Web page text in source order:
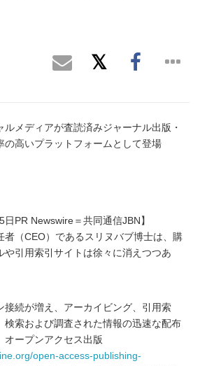
メディアが査読済みジャーナル出版・
の高いプラットフォームとして登場
日PR Newswire＝共同通信JBN】
者（CEO）であるスリヌバブ博士は、購
や引用索引サイトは徐々に消えつつあ
接続が増え、アーカイビング、引用索
検索および調査された情報の迅速な配布
オープンアクセス出版
open-access-publishing-